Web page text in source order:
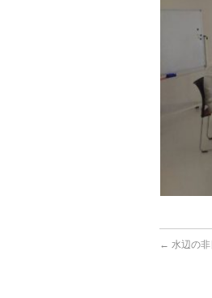
← 水辺の